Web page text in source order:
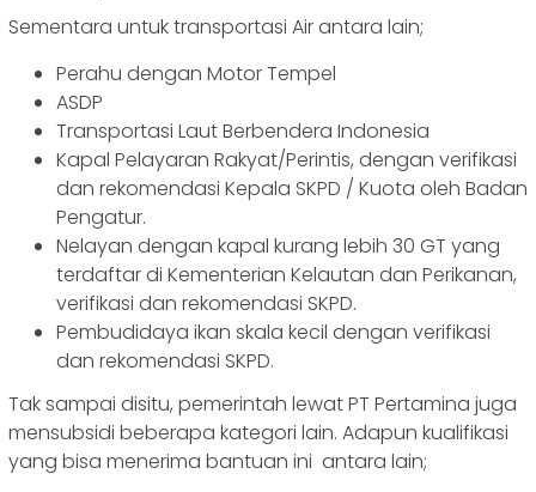
Sementara untuk transportasi Air antara lain;
Perahu dengan Motor Tempel
ASDP
Transportasi Laut Berbendera Indonesia
Kapal Pelayaran Rakyat/Perintis, dengan verifikasi
dan rekomendasi Kepala SKPD / Kuota oleh Badan
Pengatur.
Nelayan dengan kapal kurang lebih 30 GT yang
terdaftar di Kementerian Kelautan dan Perikanan,
verifikasi dan rekomendasi SKPD.
Pembudidaya ikan skala kecil dengan verifikasi
dan rekomendasi SKPD.
Tak sampai disitu, pemerintah lewat PT Pertamina juga
mensubsidi beberapa kategori lain. Adapun kualifikasi
yang bisa menerima bantuan ini antara lain;